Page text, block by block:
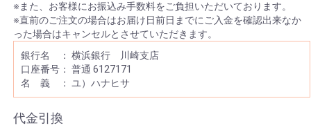
※また、お客様にお振込み手数料をご負担いただいております。
※直前のご注文の場合はお届け日前日までにご入金を確認出来なか
った場合はキャンセルとさせていただきます。
銀行名 ： 横浜銀行 川崎支店
口座番号： 普通 6127171
名 義 ： ユ）ハナヒサ
代金引換